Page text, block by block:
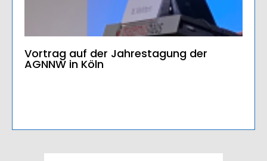
Vortrag auf der Jahrestagung der
AGNNW in Köln